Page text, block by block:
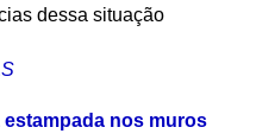
dessa situação
estampada nos muros